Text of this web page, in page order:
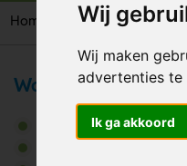
Wij
Wij maken
advertenties te
Ik ga akkoord
Home Woonaccessoires
Wonen & Lifestyle